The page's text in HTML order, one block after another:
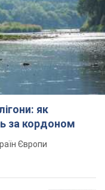
як
за кордоном
Європи